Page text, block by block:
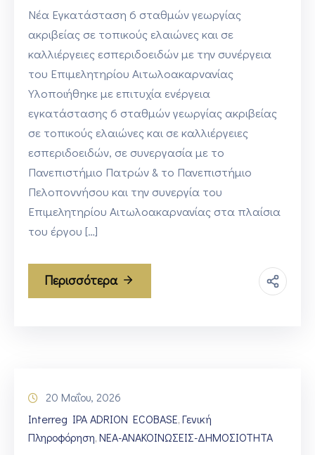
Νέα Εγκατάσταση 6 σταθμών γεωργίας
ακριβείας σε τοπικούς ελαιώνες και σε
καλλιέργειες εσπεριδοειδών με την συνέργεια
του Επιμελητηρίου Αιτωλοακαρνανίας
Υλοποιήθηκε με επιτυχία ενέργεια
εγκατάστασης 6 σταθμών γεωργίας ακριβείας
σε τοπικούς ελαιώνες και σε καλλιέργειες
εσπεριδοειδών, σε συνεργασία με το
Πανεπιστήμιο Πατρών & το Πανεπιστήμιο
Πελοποννήσου και την συνεργία του
Επιμελητηρίου Αιτωλοακαρνανίας στα πλαίσια
του έργου […]
Περισσότερα
20 Μαΐου, 2026
Interreg IPA ADRION ECOBASE‚ Γενική
Πληροφόρηση‚ ΝΕΑ-ΑΝΑΚΟΙΝΩΣΕΙΣ-ΔΗΜΟΣΙΟΤΗΤΑ